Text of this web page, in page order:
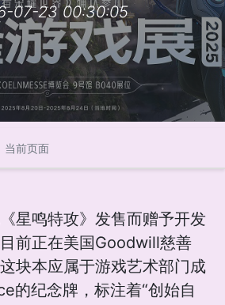
07-23 00:30:05
当前页面
星鸣特攻》发售而赠予开发
前正在美国Goodwill慈善
块本应属于游戏艺术部门成
的纪念牌，标注着“创始自